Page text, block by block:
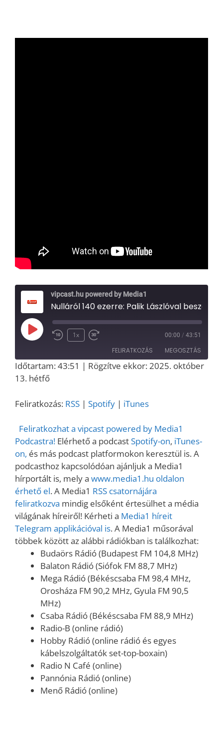
vipcast.hu powered by Media1
Play
1x 00:00 / 43:51
FELIRATKOZÁS MEGOSZTÁS
RSS
MEGOSZT
ÁS
LINK
Időtartam: 43:51 | Rögzítve ekkor: 2025. október
13. hétfő
Feliratkozás: RSS | Spotify | iTunes
Feliratkozhat a vipcast powered by Media1
Podcastra! Elérhető a podcastSpotify-on, iTunes-
on, és más podcast platformokon keresztül is. A
podcasthoz kapcsolódóan ajánljuk a Media1
hírportált is, mely a www.media1.hu oldalon
érhető el. A Media1 RSS csatornájára
feliratkozva mindig elsőként értesülhet a média
világának híreiről! Kérheti a Media1 híreit
Telegram applikációval is. A Media1 műsorával
többek között az alábbi rádiókban is találkozhat:
Budaörs Rádió (Budapest FM 104,8 MHz)
Balaton Rádió (Siófok FM 88,7 MHz)
Mega Rádió (Békéscsaba FM 98,4 MHz,
Orosháza FM 90,2 MHz, Gyula FM 90,5
MHz)
Csaba Rádió (Békéscsaba FM 88,9 MHz)
Radio-B (online rádió)
Hobby Rádió (online rádió és egyes
kábelszolgáltatók set-top-boxain)
Radio N Café (online)
Pannónia Rádió (online)
Menő Rádió (online)